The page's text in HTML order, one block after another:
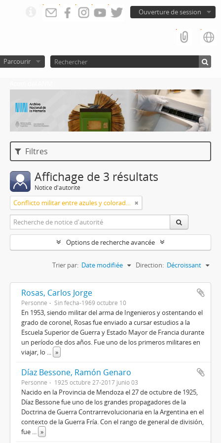
Ouverture de session
Parcourir
Filtres
Affichage de 3 résultats
Notice d'autorité
Conflicto militar entre azules y colorados
Options de recherche avancée
Trier par: Date modifiée Direction: Décroissant
Rosas, Carlos Jorge
Personne Sin fecha-1969 octubre 10
En 1953, siendo militar del arma de Ingenieros y ostentando el
grado de coronel, Rosas fue enviado a cursar estudios a la
Escuela Superior de Guerra y Estado Mayor de Francia durante
un período de dos años. Fue uno de los primeros militares en
viajar, lo ... »
Díaz Bessone, Ramón Genaro
Personne 1925 octubre 27-2017 junio 03
Nacido en la Provincia de Mendoza el 27 de octubre de 1925,
Díaz Bessone fue uno de los grandes propagadores de la
Doctrina de Guerra Contrarrevolucionaria en la Argentina en el
contexto de la Guerra Fría. Con el rango de general de división,
fue ... »